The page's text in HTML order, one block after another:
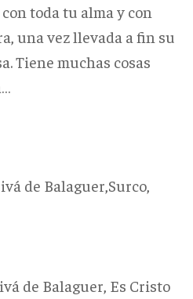
toda tu alma y con
una vez llevada a fin su
Tiene muchas cosas
de Balaguer,Surco,
de Balaguer, Es Cristo